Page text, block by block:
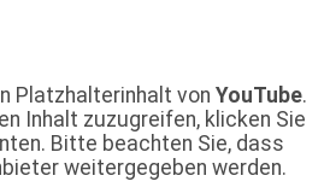
Platzhalterinhalt von YouTube.
Inhalt zuzugreifen, klicken Sie
Bitte beachten Sie, dass
weitergegeben werden.